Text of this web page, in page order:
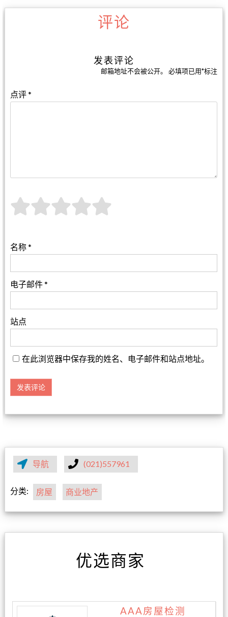
评论
发表评论
邮箱地址不会被公开。 必填项已用*标注
点评*
名称*
电子邮件*
站点
在此浏览器中保存我的姓名、电子邮件和站点地址。
导航 (021)557961
分类: 房屋 商业地产
优选商家
AAA房屋检测